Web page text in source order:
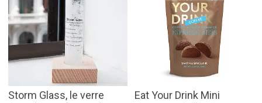
Storm Glass, le verre
Eat Your Drink Mini